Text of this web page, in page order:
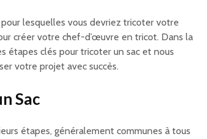
lesquelles vous devriez tricoter votre
créer votre chef-d’œuvre en tricot. Dans la
étapes clés pour tricoter un sac et nous
votre projet avec succès.
Sac
étapes, généralement communes à tous